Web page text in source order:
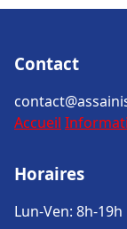
Contact
Accueil
Horaires
Lun-Ven: 8h-19h